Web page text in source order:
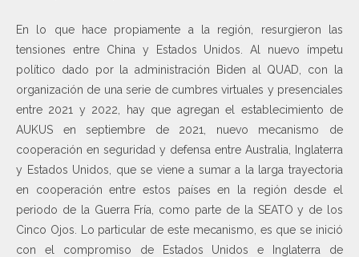
En lo que hace propiamente a la región, resurgieron las
tensiones entre China y Estados Unidos. Al nuevo ímpetu
político dado por la administración Biden al QUAD, con la
organización de una serie de cumbres virtuales y presenciales
entre 2021 y 2022, hay que agregan el establecimiento de
AUKUS en septiembre de 2021, nuevo mecanismo de
cooperación en seguridad y defensa entre Australia, Inglaterra
y Estados Unidos, que se viene a sumar a la larga trayectoria
en cooperación entre estos países en la región desde el
periodo de la Guerra Fría, como parte de la SEATO y de los
Cinco Ojos. Lo particular de este mecanismo, es que se inició
con el compromiso de Estados Unidos e Inglaterra de